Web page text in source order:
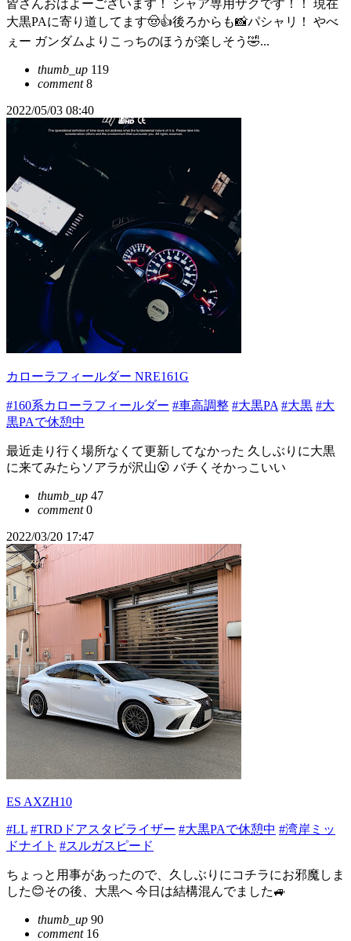
皆さんおはよーございます！ シャア専用ザクです！！ 現在
大黒PAに寄り道してます🤠👍後ろからも📸パシャリ！ やべ
ぇー ガンダムよりこっちのほうが楽しそう🤣...
thumb_up 119
comment8
2022/05/03 08:40
カローラフィールダー NRE161G
#160系カローラフィールダー #車高調整 #大黒PA #大黒 #大
黒PAで休憩中
最近走り行く場所なくて更新してなかった 久しぶりに大黒
に来てみたらソアラが沢山😮 バチくそかっこいい
thumb_up 47
comment0
2022/03/20 17:47
ES AXZH10
#LL #TRDドアスタビライザー #大黒PAで休憩中 #湾岸ミッ
ドナイト #スルガスピード
ちょっと用事があったので、久しぶりにコチラにお邪魔しま
した😊その後、大黒へ 今日は結構混んでました🚙
thumb_up 90
comment16